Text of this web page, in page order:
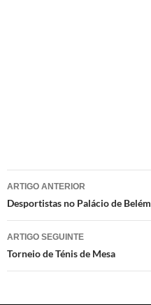
Navegação
de
artigos
ARTIGO ANTERIOR
Desportistas no Palácio de Belém
ARTIGO SEGUINTE
Torneio de Ténis de Mesa